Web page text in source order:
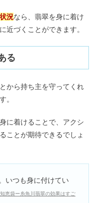
況なら、翡翠を身に着け
近づくことができます。
る
から持ち主を守ってくれ
。
に着けることで、アクシ
ことが期待できるでしょ
いつも身に付けてい
恵袋ー糸魚川翡翠の効果はすご